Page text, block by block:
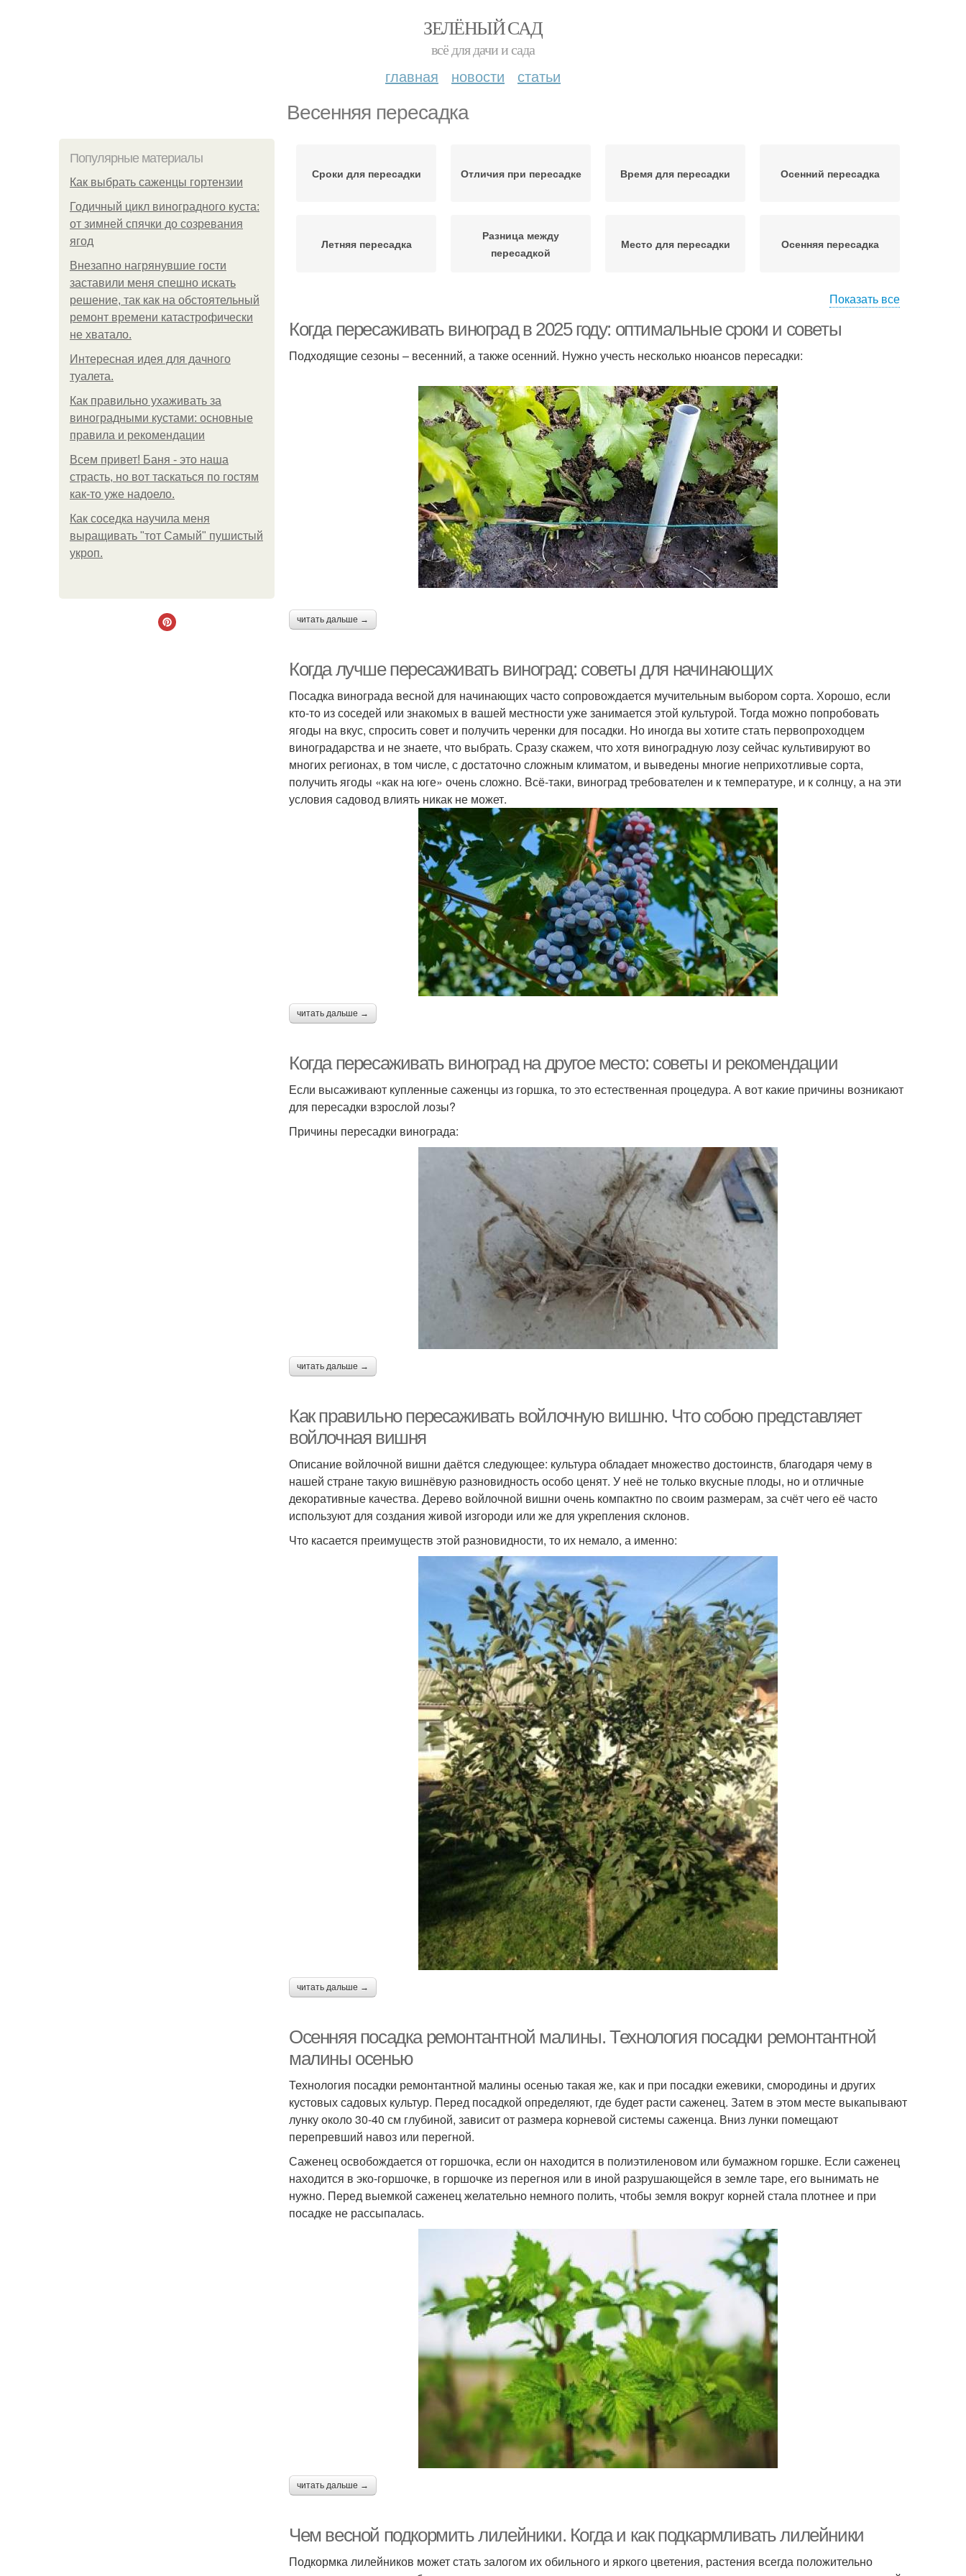
ЗЕЛЁНЫЙ САД
всё для дачи и сада
главная новости статьи
Весенняя пересадка
Популярные материалы
Как выбрать саженцы гортензии
Годичный цикл виноградного куста:
от зимней спячки до созревания
ягод
Внезапно нагрянувшие гости
заставили меня спешно искать
решение, так как на обстоятельный
ремонт времени катастрофически
не хватало.
Интересная идея для дачного
туалета.
Как правильно ухаживать за
виноградными кустами: основные
правила и рекомендации
Всем привет! Баня - это наша
страсть, но вот таскаться по гостям
как-то уже надоело.
Как соседка научила меня
выращивать "тот Самый" пушистый
укроп.
Сроки для пересадки Отличия при пересадке Время для пересадки Осенний пересадка
Летняя пересадка
Разница между
пересадкой
Место для пересадки Осенняя пересадка
Показать все
Когда пересаживать виноград в 2025 году: оптимальные сроки и советы
Подходящие сезоны – весенний, а также осенний. Нужно учесть несколько нюансов пересадки:
читать дальше →
Когда лучше пересаживать виноград: советы для начинающих
Посадка винограда весной для начинающих часто сопровождается мучительным выбором сорта. Хорошо, если
кто-то из соседей или знакомых в вашей местности уже занимается этой культурой. Тогда можно попробовать
ягоды на вкус, спросить совет и получить черенки для посадки. Но иногда вы хотите стать первопроходцем
виноградарства и не знаете, что выбрать. Сразу скажем, что хотя виноградную лозу сейчас культивируют во
многих регионах, в том числе, с достаточно сложным климатом, и выведены многие неприхотливые сорта,
получить ягоды «как на юге» очень сложно. Всё-таки, виноград требователен и к температуре, и к солнцу, а на эти
условия садовод влиять никак не может.
читать дальше →
Когда пересаживать виноград на другое место: советы и рекомендации
Если высаживают купленные саженцы из горшка, то это естественная процедура. А вот какие причины возникают
для пересадки взрослой лозы?
Причины пересадки винограда:
читать дальше →
Как правильно пересаживать войлочную вишню. Что собою представляет
войлочная вишня
Описание войлочной вишни даётся следующее: культура обладает множество достоинств, благодаря чему в
нашей стране такую вишнёвую разновидность особо ценят. У неё не только вкусные плоды, но и отличные
декоративные качества. Дерево войлочной вишни очень компактно по своим размерам, за счёт чего её часто
используют для создания живой изгороди или же для укрепления склонов.
Что касается преимуществ этой разновидности, то их немало, а именно:
читать дальше →
Осенняя посадка ремонтантной малины. Технология посадки ремонтантной
малины осенью
Технология посадки ремонтантной малины осенью такая же, как и при посадки ежевики, смородины и других
кустовых садовых культур. Перед посадкой определяют, где будет расти саженец. Затем в этом месте выкапывают
лунку около 30-40 см глубиной, зависит от размера корневой системы саженца. Вниз лунки помещают
перепревший навоз или перегной.
Саженец освобождается от горшочка, если он находится в полиэтиленовом или бумажном горшке. Если саженец
находится в эко-горшочке, в горшочке из перегноя или в иной разрушающейся в земле таре, его вынимать не
нужно. Перед выемкой саженец желательно немного полить, чтобы земля вокруг корней стала плотнее и при
посадке не рассыпалась.
читать дальше →
Чем весной подкормить лилейники. Когда и как подкармливать лилейники
Подкормка лилейников может стать залогом их обильного и яркого цветения, растения всегда положительно